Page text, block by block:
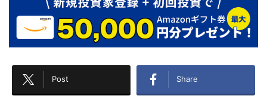
Post Share